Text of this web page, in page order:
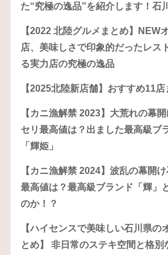
た“究極の逸品”を紹介します！石
【2022 北陸グルメまとめ】NEW
店、美味しさで印象的だったレス
る実力店の究極の逸品
【2025北陸新店舗】おすすめ11店
【カニ漁解禁 2023】大荒れの幕
セリ最高値は？出ました最高級ブ
「輝姫」
【カニ漁解禁 2024】波乱の幕開
最高値は？最高級ブランド「輝」
のか！？
【ハイセンスで美味しい石川県の
とめ】 非日常のステキ空間と格別